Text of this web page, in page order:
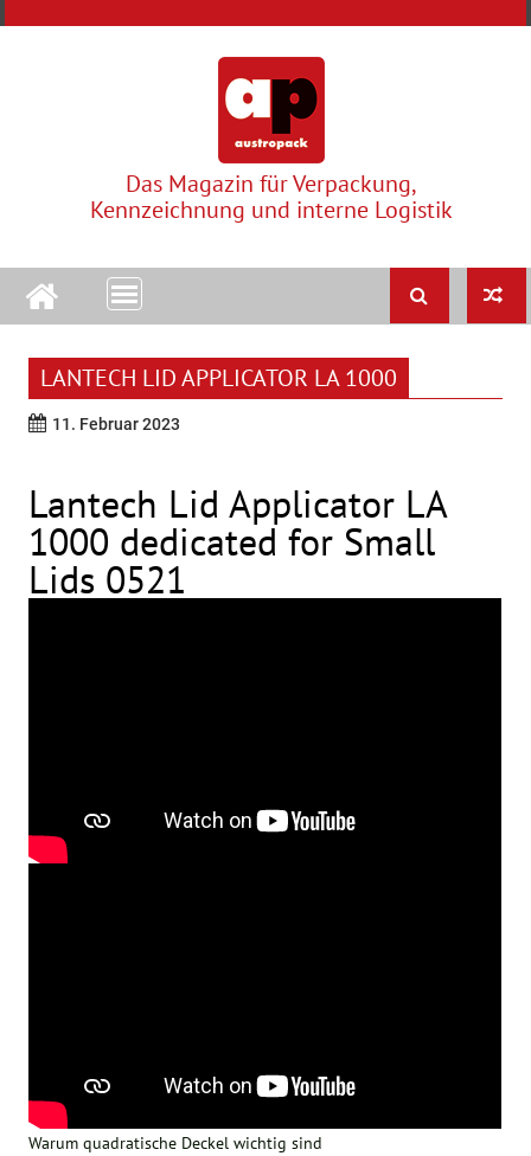
Das Magazin für Verpackung,
Kennzeichnung und interne Logistik
LANTECH LID APPLICATOR LA 1000
11. Februar 2023
Lantech Lid Applicator LA
1000 dedicated for Small
Lids 0521
Warum quadratische Deckel wichtig sind